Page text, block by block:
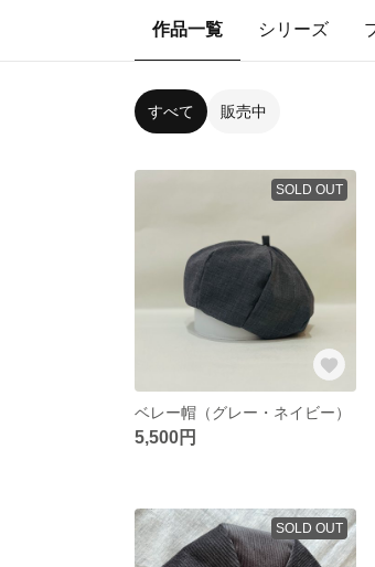
作品一覧 シリーズ
すべて 販売中
SOLD OUT
ベレー帽（グレー・ネイビー）
5,500円
SOLD OUT